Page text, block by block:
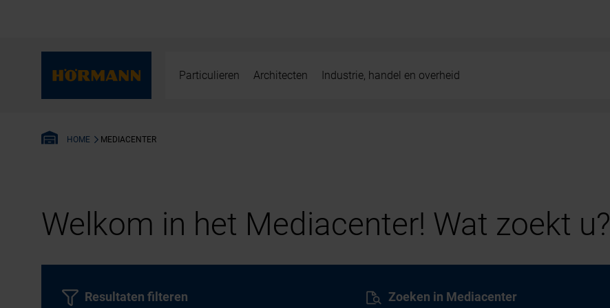
Particulieren Architecten Industrie, handel en overheid
HOME MEDIACENTER
Welkom in het Mediacenter! Wat zoekt u?
Zoeken in Mediacenter
Resultaten filteren